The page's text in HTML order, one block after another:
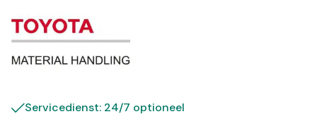
Servicedienst: 24/7 optioneel